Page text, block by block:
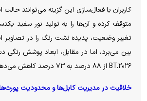
کاربران با فعال‌سازی این گزینه می‌توانند حالت
متوقف کرده و آن‌ها را به تولید نور سفید
تغییر وضعیت، پدیده نشت رنگ را در تصاویر
بین می‌برد، اما در مقابل، ابعاد پوشش رنگی
BT.۲۰۲۶ از ۸۸ درصد به ۷۳ درصد کاهش می‌دهد.
خلاقیت در مدیریت کابل‌ها و محدودیت